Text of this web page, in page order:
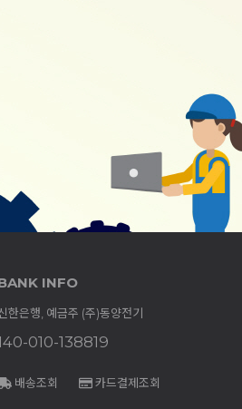
INFO
한은행, 예금주 (주)동양전기
010-138819
배송조회 카드결제조회